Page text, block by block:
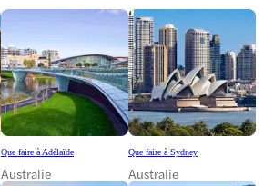
Que faire à Adélaïde
Australie
Que faire à Sydney
Australie